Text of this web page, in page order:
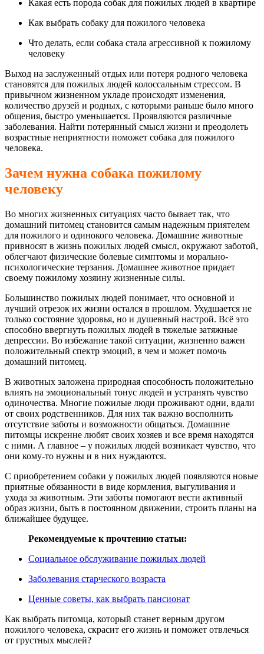
Какая есть порода собак для пожилых людей в квартире
Как выбрать собаку для пожилого человека
Что делать, если собака стала агрессивной к пожилому
человеку
Выход на заслуженный отдых или потеря родного человека
становятся для пожилых людей колоссальным стрессом. В
привычном жизненном укладе происходят изменения,
количество друзей и родных, с которыми раньше было много
общения, быстро уменьшается. Проявляются различные
заболевания. Найти потерянный смысл жизни и преодолеть
возрастные неприятности поможет собака для пожилого
человека.
Зачем нужна собака пожилому
человеку
Во многих жизненных ситуациях часто бывает так, что
домашний питомец становится самым надежным приятелем
для пожилого и одинокого человека. Домашние животные
привносят в жизнь пожилых людей смысл, окружают заботой,
облегчают физические болевые симптомы и морально-
психологические терзания. Домашнее животное придает
своему пожилому хозяину жизненные силы.
Большинство пожилых людей понимает, что основной и
лучший отрезок их жизни остался в прошлом. Ухудшается не
только состояние здоровья, но и душевный настрой. Всё это
способно ввергнуть пожилых людей в тяжелые затяжные
депрессии. Во избежание такой ситуации, жизненно важен
положительный спектр эмоций, в чем и может помочь
домашний питомец.
В животных заложена природная способность положительно
влиять на эмоциональный тонус людей и устранять чувство
одиночества. Многие пожилые люди проживают одни, вдали
от своих родственников. Для них так важно восполнить
отсутствие заботы и возможности общаться. Домашние
питомцы искренне любят своих хозяев и все время находятся
с ними. А главное – у пожилых людей возникает чувство, что
они кому-то нужны и в них нуждаются.
С приобретением собаки у пожилых людей появляются новые
приятные обязанности в виде кормления, выгуливания и
ухода за животным. Эти заботы помогают вести активный
образ жизни, быть в постоянном движении, строить планы на
ближайшее будущее.
Рекомендуемые к прочтению статьи:
Социальное обслуживание пожилых людей
Заболевания старческого возраста
Ценные советы, как выбрать пансионат
Как выбрать питомца, который станет верным другом
пожилого человека, скрасит его жизнь и поможет отвлечься
от грустных мыслей?